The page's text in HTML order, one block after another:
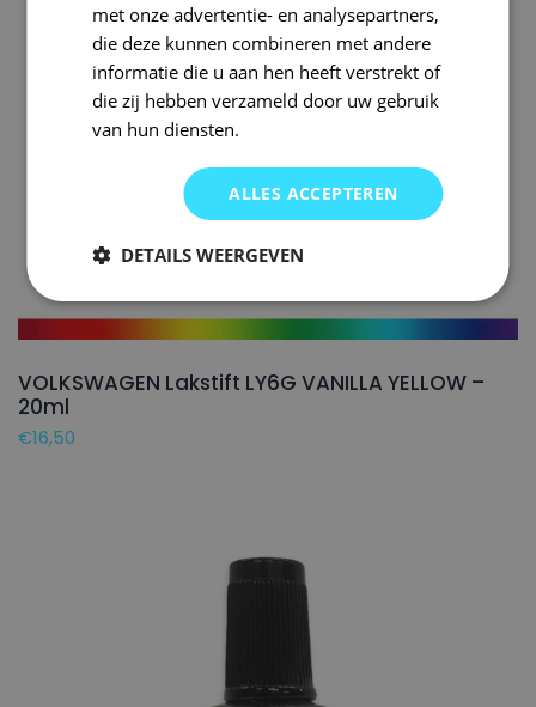
VOLKSWAGEN Lakstift LY6G VANILLA YELLOW –
20ml
€16,50
met onze advertentie- en analysepartners,
die deze kunnen combineren met andere
informatie die u aan hen heeft verstrekt of
die zij hebben verzameld door uw gebruik
van hun diensten.
ALLES ACCEPTEREN
DETAILS WEERGEVEN